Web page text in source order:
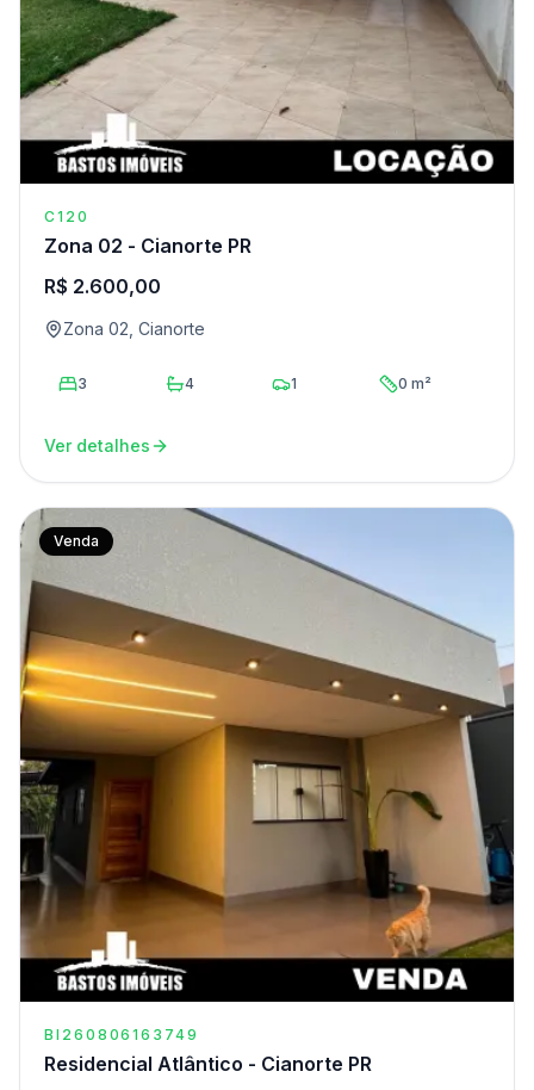
C120
Zona 02 - Cianorte PR
R$ 2.600,00
Zona 02, Cianorte
3 4 1 0 m²
Ver detalhes
Venda
BI260806163749
Residencial Atlântico - Cianorte PR